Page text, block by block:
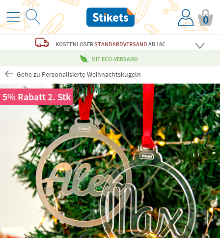
0
KOSTENLOSERSTANDARDVERSAND AB 18€
MIT ECO-VERSAND
Gehe zu Personalisierte Weihnachtskugeln
5% Rabatt 2. Stk